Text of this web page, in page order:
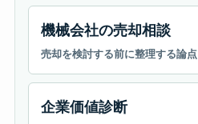
機械会社の売却相談
売却を検討する前に整理する論点
企業価値診断